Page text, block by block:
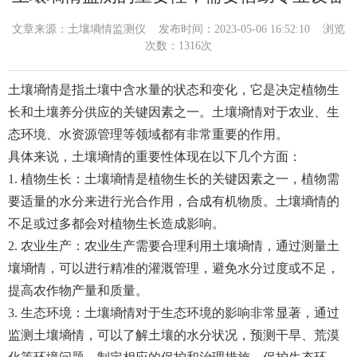
文章来源： 土壤墒情监测仪 发布时间：2023-05-06 16:52:10 浏览
次数：1316次
土壤墒情是指土壤中含水量的状态和变化，它是决定植物生
长和土壤养分供应的关键因素之一。土壤墒情对于农业、生
态环境、水资源管理等领域都有非常重要的作用。
具体来说，土壤墒情的重要性体现在以下几个方面：
1. 植物生长：土壤墒情是植物生长的关键因素之一，植物需
要适量的水分来进行光合作用，合成有机物质。土壤墒情的
不足或过多都会对植物生长造成影响。
2. 农业生产：农业生产需要合理利用土壤墒情，通过测量土
壤墒情，可以进行精准的灌溉管理，避免水分过度或不足，
提高农作物产量和质量。
3. 生态环境：土壤墒情对于生态环境的影响非常显著，通过
监测土壤墒情，可以了解土壤的水分状况，预测干旱、荒漠